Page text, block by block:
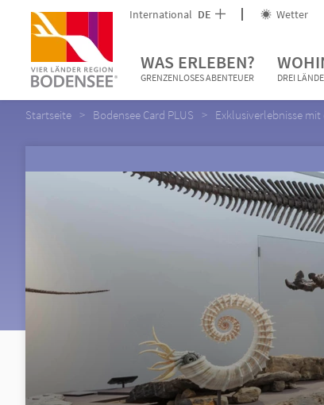
International DE Wetter
WAS ERLEBEN?
GRENZENLOSES ABENTEUER DREI
Startseite Bodensee Card PLUS Exklusiverlebnisse mit